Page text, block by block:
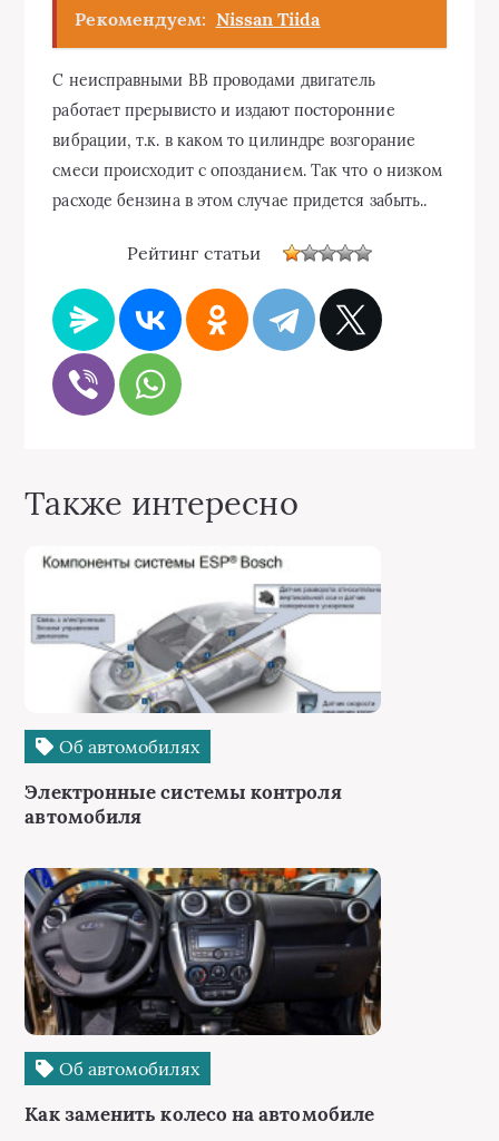
Рекомендуем: Nissan Tiida
С неисправными ВВ проводами двигатель
работает прерывисто и издают посторонние
вибрации, т.к. в каком то цилиндре возгорание
смеси происходит с опозданием. Так что о низком
расходе бензина в этом случае придется забыть..
Рейтинг статьи
Также интересно
Об автомобилях
Электронные системы контроля
автомобиля
Об автомобилях
Как заменить колесо на автомобиле